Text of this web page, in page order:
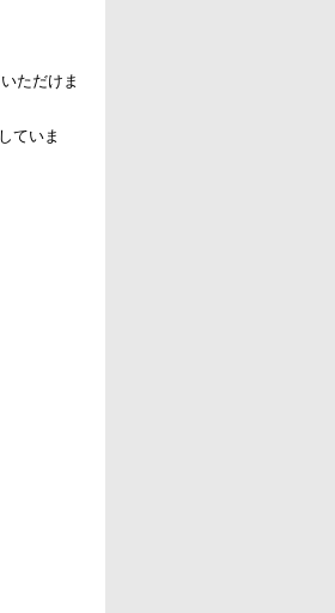
ただけま
ていま